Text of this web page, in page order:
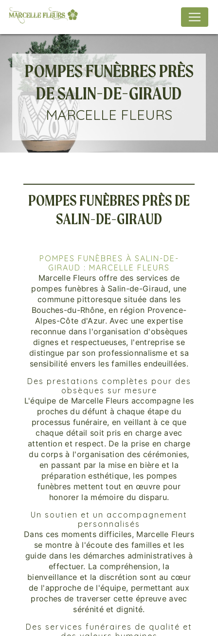
POMPES FUNÈBRES PRÈS
DE SALIN-DE-GIRAUD
MARCELLE FLEURS
POMPES FUNÈBRES PRÈS DE
SALIN-DE-GIRAUD
POMPES FUNÈBRES À SALIN-DE-
GIRAUD : MARCELLE FLEURS
Marcelle Fleurs offre des services de
pompes funèbres à Salin-de-Giraud, une
commune pittoresque située dans les
Bouches-du-Rhône, en région Provence-
Alpes-Côte d'Azur. Avec une expertise
reconnue dans l'organisation d'obsèques
dignes et respectueuses, l'entreprise se
distingue par son professionnalisme et sa
sensibilité envers les familles endeuillées.
Des prestations complètes pour des
obsèques sur mesure
L'équipe de Marcelle Fleurs accompagne les
proches du défunt à chaque étape du
processus funéraire, en veillant à ce que
chaque détail soit pris en charge avec
attention et respect. De la prise en charge
du corps à l'organisation des cérémonies,
en passant par la mise en bière et la
préparation esthétique, les pompes
funèbres mettent tout en œuvre pour
honorer la mémoire du disparu.
Un soutien et un accompagnement
personnalisés
Dans ces moments difficiles, Marcelle Fleurs
se montre à l'écoute des familles et les
guide dans les démarches administratives à
effectuer. La compréhension, la
bienveillance et la discrétion sont au cœur
de l'approche de l'équipe, permettant aux
proches de traverser cette épreuve avec
sérénité et dignité.
Des services funéraires de qualité et
Panneau de gestion des cookies